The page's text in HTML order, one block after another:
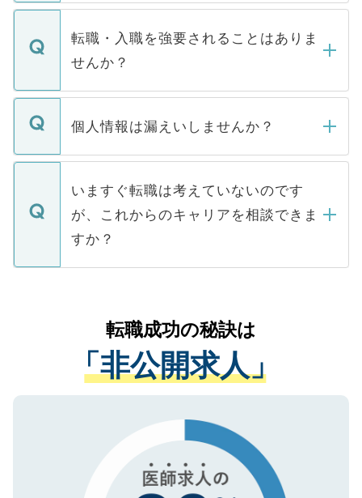
ます。通常、5営業日以内にはご連絡をせて
いただきますので、しばらくお待ちくださ
マイナビDOCTORで取り扱っている求人の
うち約3割は、Webサイトからご覧いただ
けない「非公開求人」です。非公開求人は
下記の理由によって、一般には公開してい
ません。
■応募殺到を避けるため 人気のある医療機
関を公にしてしまうと、応募が殺到する場
に、医療機関が求める条件に合った人材の
みを人材紹介会社に依頼するケースが増え
ています。
転職・入職を強要されることはありま
せんか？
転職・入職を強要することは一切ありませ
ん。また、仮に応募先から内定をいただい
定を承諾する必要はありません。内定先へ
の辞退の連絡はキャリアパートナーが行い
個人情報は漏えいしませんか？
個人情報が漏えいすることはありませんの
で、ご安心ください。当サイトからの登録
などで収集したご登録者様の個人情報は、
ご本人のキャリアアップおよび転職活動の
支援を目的に使用いたします。お預かりし
ているすべての個人データはご本人の許可
は、個人情報の取り扱いについての厳密な
管理基準を満たした事業者のみに付与され
る、プライバシーマークを取得済みです。
で、機密保持に関してもご安心ください。
いますぐ転職は考えていないのです
が、これからのキャリアを相談できま
すか？
かがいして、現在の医療機関の状況や紹介
経験をまじえながら、適切なアドバイスを
させていただきます。すぐにご転職をされ
ない方には、長期的なサポートが可能です
ので、まずはご登録ください。
転職成功の秘訣は
「非公開求人」